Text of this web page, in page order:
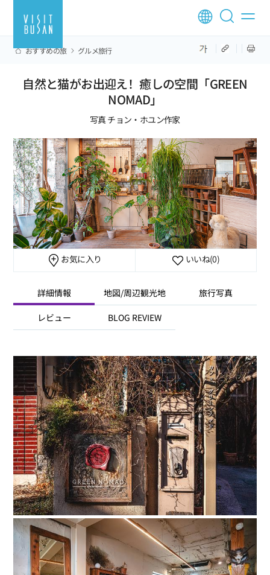
おすすめの旅 グルメ旅行
自然と猫がお出迎え！癒しの空間「GREEN
NOMAD」
写真 チョン・ホユン作家
お気に入り いいね(0)
詳細情報 地図/周辺観光地 旅行写真
レビュー BLOG REVIEW